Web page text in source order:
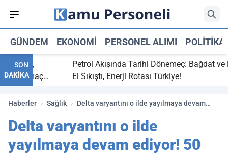
GÜNDEM EKONOMI PERSONEL ALIMI POLITIKA
SON
DAKİKA
bitti,
maç
Petrol Akışında Tarihi Dönemeç: Bağdat ve Erbil
El Sıkıştı, Enerji Rotası Türkiye!
Haberler Sağlık
Delta varyantını o ilde yayılmaya devam
Delta varyantını o ilde
yayılmaya devam ediyor! 50